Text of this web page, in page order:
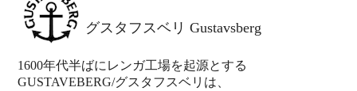
グスタフスベリ Gustavsberg
1600年代半ばにレンガ工場を起源とする
GUSTAVEBERG/グスタフスベリは、